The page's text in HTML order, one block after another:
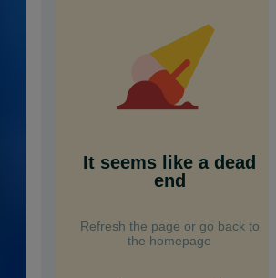
It seems like a dead
end
Refresh the page or go back to
the homepage